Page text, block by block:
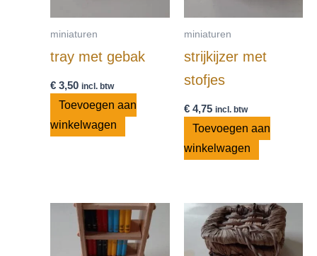
miniaturen
tray met gebak
€ 3,50 incl. btw
Toevoegen aan
winkelwagen
miniaturen
strijkijzer met
stofjes
€4,75 incl. btw
Toevoegen aan
winkelwagen